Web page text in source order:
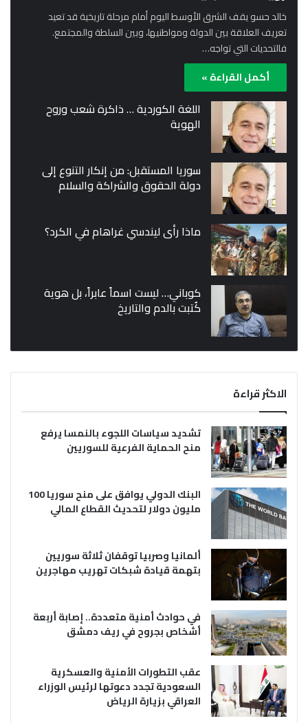
خالد حسو يقف الشرق الأوسط اليوم أمام مرحلة تاريخية قد تعيد
تعريف العلاقة بين الدولة ومواطنيها، وبين السلطة والمجتمع.
فالتحديات التي تواجه…
أكمل القراءة »
اللغة الكوردية … ذاكرة شعب وروح
الهوية
سوريا المستقبل: من إنكار التنوع إلى
دولة الحقوق والشراكة والسلام
ماذا رأى ليندسي غراهام في الكرد؟
كوباني… ليست اسماً عابراً، بل هوية
كُتبت بالدم والتاريخ
الاكثر قراءة
تشديد سياسات اللجوء بالنمسا يرفع
منح الحماية الفرعية للسوريين
البنك الدولي يوافق على منح سوريا 100
مليون دولار لتحديث القطاع المالي
ألمانيا وصربيا توقفان ثلاثة سوريين
بتهمة قيادة شبكات تهريب مهاجرين
في حوادث أمنية متعددة.. إصابة أربعة
أشخاص بجروح في ريف دمشق
عقب التطورات الأمنية والعسكرية
السعودية تجدد دعوتها لرئيس الوزراء
العراقي بزيارة الرياض